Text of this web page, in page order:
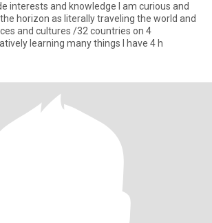
interests and knowledge I am curious and
horizon as literally traveling the world and
and cultures /32 countries on 4
learning many things I have 4 h